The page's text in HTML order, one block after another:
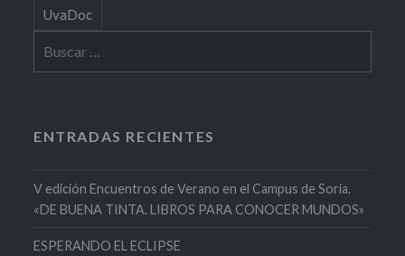
UvaDoc
ENTRADAS RECIENTES
V edición Encuentros de Verano en el Campus de Soria.
«DE BUENA TINTA. LIBROS PARA CONOCER MUNDOS»
ESPERANDO EL ECLIPSE